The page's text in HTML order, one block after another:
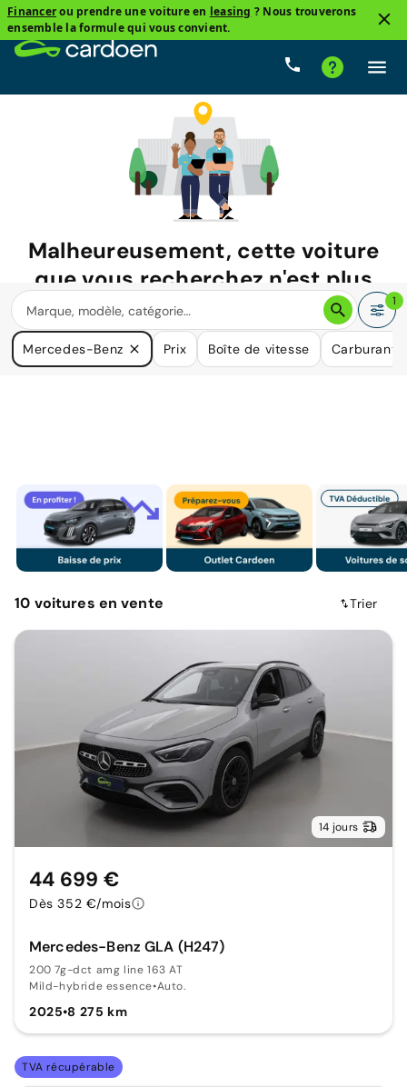
Financerou prendre une voiture en leasing ? Nous trouverons
ensemble la formule qui vous convient.
Malheureusement, cette voiture
que vous recherchez n'est plus
disponible.
Nous avons de nombreuses voitures qui pourraient répondre
à vos besoins.
1
Mercedes-Benz Prix Boîte de vitesse Carburant
10 voitures en vente Trier
14 jours
Mercedes-Benz GLA (H247)
200 7g-dct amg line 163 AT
Mild-hybride essence•Auto.
2025•8 275 km
44 699 €
Dès 352 €/mois
TVA récupérable